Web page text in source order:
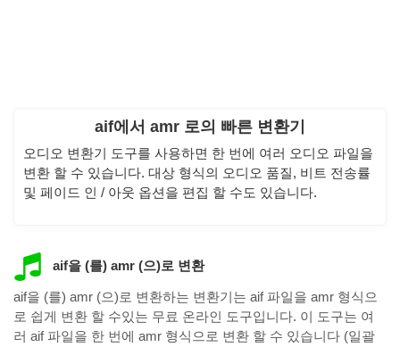
aif에서 amr 로의 빠른 변환기
오디오 변환기 도구를 사용하면 한 번에 여러 오디오 파일을
변환 할 수 있습니다. 대상 형식의 오디오 품질, 비트 전송률
및 페이드 인 / 아웃 옵션을 편집 할 수도 있습니다.
aif을 (를) amr (으)로 변환
aif을 (를) amr (으)로 변환하는 변환기는 aif 파일을 amr 형식으
로 쉽게 변환 할 수있는 무료 온라인 도구입니다. 이 도구는 여
러 aif 파일을 한 번에 amr 형식으로 변환 할 수 있습니다 (일괄